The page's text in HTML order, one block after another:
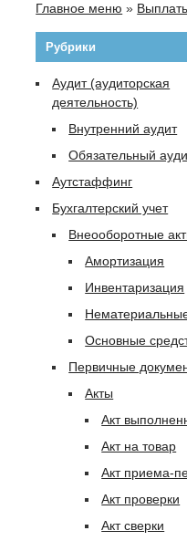
Главное меню »
Рубрики
Аудит (аудиторская
деятельность)
Внутренний аудит
Обязательный
Аутстаффинг
Бухгалтерский учет
Внеооборотные
Амортизация
Инвентаризация
Основные
Первичные
Акты
Акт
Акт на товар
Акт приема-
Акт проверки
Акт сверки